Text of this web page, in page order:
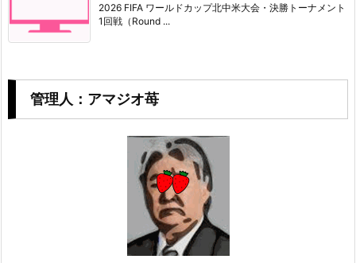
2026 FIFA ワールドカップ北中米大会・決勝トーナメント
1回戦（Round ...
管理人：アマジオ苺